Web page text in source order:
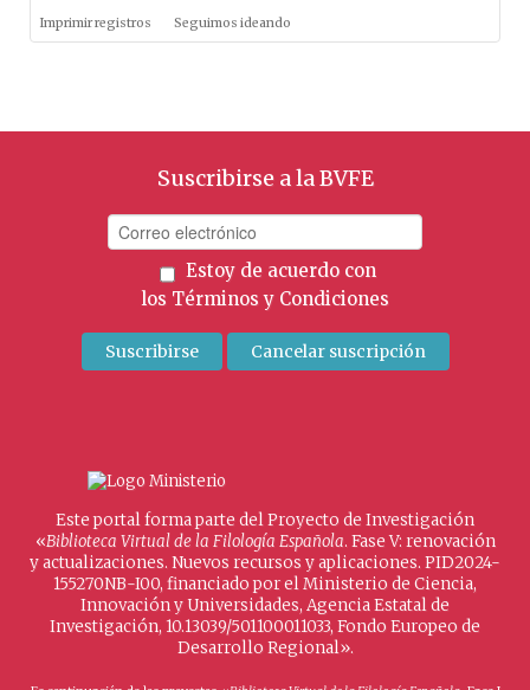
Imprimir registros Seguimos ideando
Suscribirse a la BVFE
Estoy de acuerdo con
los Términos y Condiciones
Este portal forma parte del Proyecto de Investigación
«Biblioteca Virtual de la Filología Española. Fase V: renovación
y actualizaciones. Nuevos recursos y aplicaciones. PID2024-
155270NB-I00, financiado por el Ministerio de Ciencia,
Innovación y Universidades, Agencia Estatal de
Investigación, 10.13039/501100011033, Fondo Europeo de
Desarrollo Regional».